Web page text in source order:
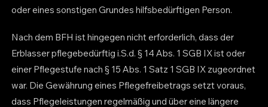
oder eines sonstigen Grundes hilfsbedürftigen Person.
Nach dem BFH ist hingegen nicht erforderlich, dass der
Erblasser pflegebedürftig i.S.d. § 14 Abs. 1 SGB IX ist oder
einer Pflegestufe nach § 15 Abs. 1 Satz 1 SGB IX zugeordnet
war. Die Gewährung eines Pflegefreibetrags setzt voraus,
dass Pflegeleistungen regelmäßig und über eine längere